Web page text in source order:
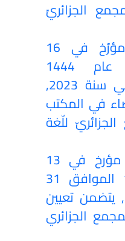
الجزائريّ
مرسوم رئاسيّ مؤرّخ في 16
جمادى الثانية عام 1444
الموافق 9 جانفي سنة 2023,
في المكتب
للّغة
مرســـوم رئاسي مؤرخ في 13
محرم عام 1445 الموافق 31
يوليو سنـة 2023, يتضمن تعيين
الجزائري